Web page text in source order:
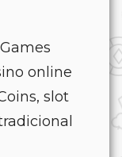
online
slot